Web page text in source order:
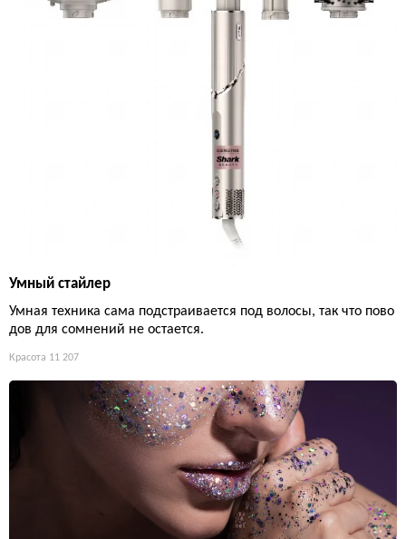
Умный стайлер
Умная техника сама подстраивается под волосы, так что пово
дов для сомнений не остается.
Красота 11 207